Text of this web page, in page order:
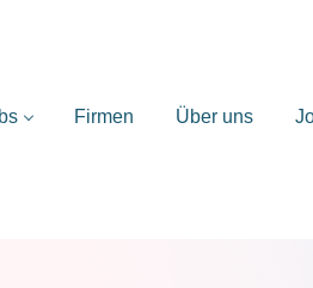
Firmen Über uns